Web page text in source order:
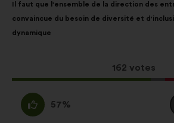
de
la
proposition
Il faut que l'ensemble de la direction des
convaincue du besoin de diversité et
dynamique
Cette
proposition
162 votes
pour
répartition
:
D'accord
:
57%